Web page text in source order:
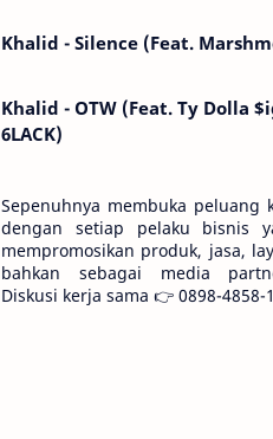
Khalid - Silence (Feat.
Khalid - OTW (Feat. Ty Dolla
6LACK)
Sepenuhnya membuka peluang
dengan setiap pelaku bisnis
mempromosikan produk, jasa,
bahkan sebagai media
Diskusi kerja sama 👉 0898-4858-